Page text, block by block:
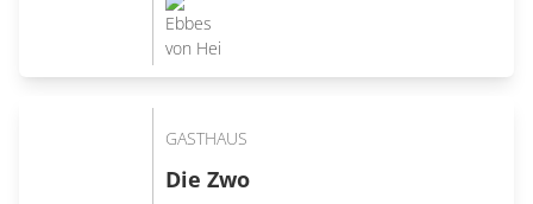
GASTHAUS
Die Zwo